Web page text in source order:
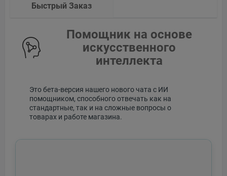
Быстрый Заказ
Помощник на основе
искусственного
интеллекта
Это бета-версия нашего нового чата с ИИ
помощником, способного отвечать как на
стандартные, так и на сложные вопросы о
товарах и работе магазина.